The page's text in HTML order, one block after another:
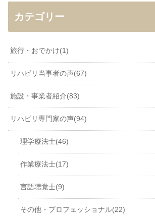
カテゴリー
旅行・おでかけ 1
リハビリ当事者の声 67
施設・事業者紹介 83
リハビリ専門家の声 94
理学療法士 46
作業療法士 17
言語聴覚士 9
その他・プロフェッショナル 22